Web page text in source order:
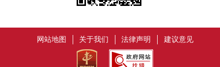
网站地图 关于我们 法律声明 建议意见